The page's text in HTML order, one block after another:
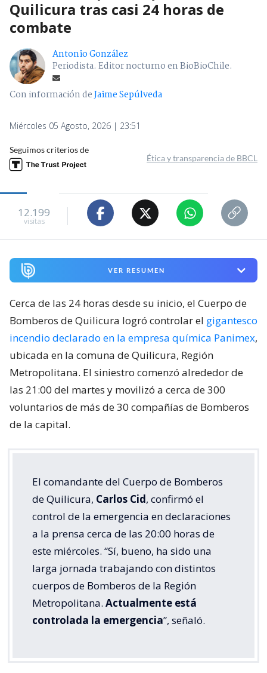
Quilicura tras casi 24 horas de
combate
Antonio González
Periodista. Editor nocturno en BioBioChile.
Con información deJaime Sepúlveda
Miércoles 05 Agosto, 2026 | 23:51
Seguimos criterios de
Ética y transparencia de BBCL
12.199
visitas
VER RESUMEN
Cerca de las 24 horas desde su inicio, el Cuerpo de
Bomberos de Quilicura logró controlar el gigantesco
incendio declarado en la empresa química Panimex,
ubicada en la comuna de Quilicura, Región
Metropolitana. El siniestro comenzó alrededor de
las 21:00 del martes y movilizó a cerca de 300
voluntarios de más de 30 compañías de Bomberos
de la capital.
El comandante del Cuerpo de Bomberos
de Quilicura, Carlos Cid, confirmó el
control de la emergencia en declaraciones
a la prensa cerca de las 20:00 horas de
este miércoles. “Sí, bueno, ha sido una
larga jornada trabajando con distintos
cuerpos de Bomberos de la Región
Metropolitana. Actualmente está
controlada la emergencia”, señaló.